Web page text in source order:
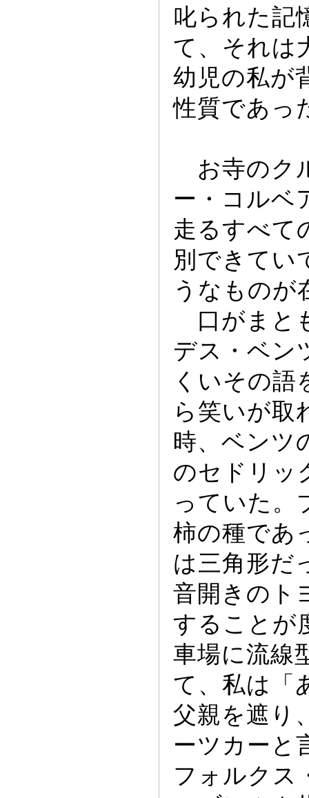
叱られた記
て、それは
幼児の私が
性質であ っ
お寺のク
ー ・コルベ
走るすべて
別できてい
うなものが
口がまと
デス・ベン
くいその語
ら笑いが取
時、ベンツ
のセドリ ッ
っ ていた。
柿の種であ
は三角形だ
音開きのト
することが
車場に流線
て、私は「
父親を遮り
ーツカー と
フ ォ ルクス